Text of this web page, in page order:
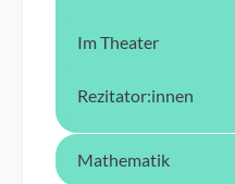
Im Theater
Rezitator:innen
Mathematik